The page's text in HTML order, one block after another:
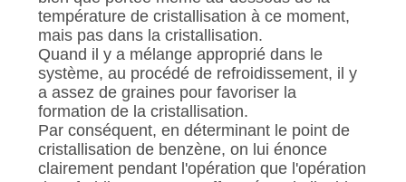
température de cristallisation à ce moment,
mais pas dans la cristallisation.
Quand il y a mélange approprié dans le
système, au procédé de refroidissement, il y
a assez de graines pour favoriser la
formation de la cristallisation.
Par conséquent, en déterminant le point de
cristallisation de benzène, on lui énonce
clairement pendant l'opération que l'opération